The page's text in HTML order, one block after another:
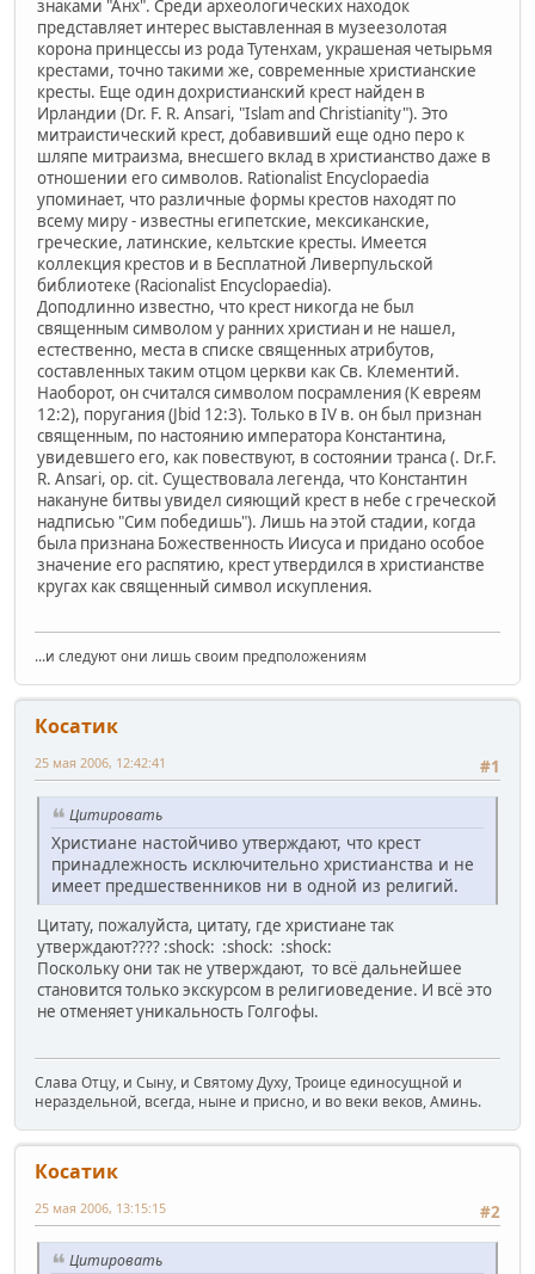
знаками "Анх". Среди археологических находок
представляет интерес выставленная в музеезолотая
корона принцессы из рода Тутенхам, украшеная четырьмя
крестами, точно такими же, современные христианские
кресты. Еще один дохристианский крест найден в
Ирландии (Dr. F. R. Ansari, "Islam and Christianity"). Это
митраистический крест, добавивший еще одно перо к
шляпе митраизма, внесшего вклад в христианство даже в
отношении его символов. Rationalist Encyclopaedia
упоминает, что различные формы крестов находят по
всему миру - известны египетские, мексиканские,
греческие, латинские, кельтские кресты. Имеется
коллекция крестов и в Бесплатной Ливерпульской
библиотеке (Racionalist Encyclopaedia).
Доподлинно известно, что крест никогда не был
священным символом у ранних христиан и не нашел,
естественно, места в списке священных атрибутов,
составленных таким отцом церкви как Св. Клементий.
Наоборот, он считался символом посрамления (К евреям
12:2), поругания (Jbid 12:3). Только в IV в. он был признан
священным, по настоянию императора Константина,
увидевшего его, как повествуют, в состоянии транса (. Dr.F.
R. Ansari, op. cit. Существовала легенда, что Константин
накануне битвы увидел сияющий крест в небе с греческой
надписью "Сим победишь"). Лишь на этой стадии, когда
была признана Божественность Иисуса и придано особое
значение его распятию, крест утвердился в христианстве
кругах как священный символ искупления.
...и следуют они лишь своим предположениям
Косатик
#1
25 мая 2006, 12:42:41
Цитировать
Христиане настойчиво утверждают, что крест
принадлежность исключительно христианства и не
имеет предшественников ни в одной из религий.
Цитату, пожалуйста, цитату, где христиане так
утверждают???? :shock: :shock: :shock:
Поскольку они так не утверждают, то всё дальнейшее
становится только экскурсом в религиоведение. И всё это
не отменяет уникальность Голгофы.
Слава Отцу, и Сыну, и Святому Духу, Троице единосущной и
нераздельной, всегда, ныне и присно, и во веки веков, Аминь.
Косатик
#2
25 мая 2006, 13:15:15
Цитировать